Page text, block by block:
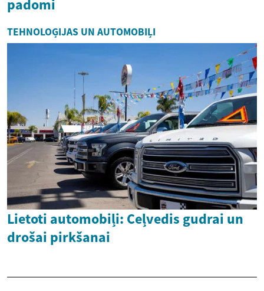
padomi
TEHNOLOĢIJAS UN AUTOMOBIĻI
Lietoti automobiļi: Ceļvedis gudrai un
drošai pirkšanai